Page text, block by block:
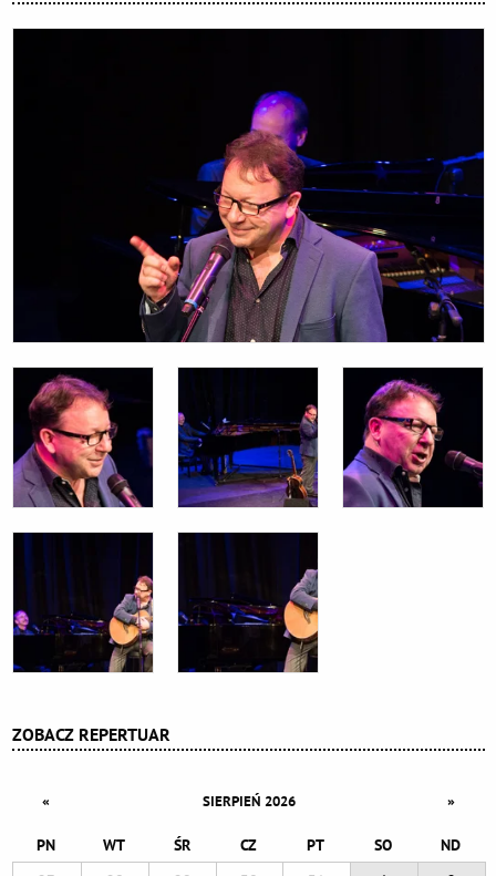
ZOBACZ REPERTUAR
« SIERPIEŃ 2026 »
PN WT ŚR CZ PT SO
ND